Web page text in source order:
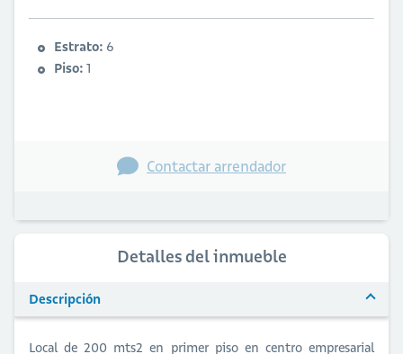
Estrato: 6
Piso: 1
Contactar arrendador
Detalles del inmueble
Descripción
Local de 200 mts2 en primer piso en centro empresarial